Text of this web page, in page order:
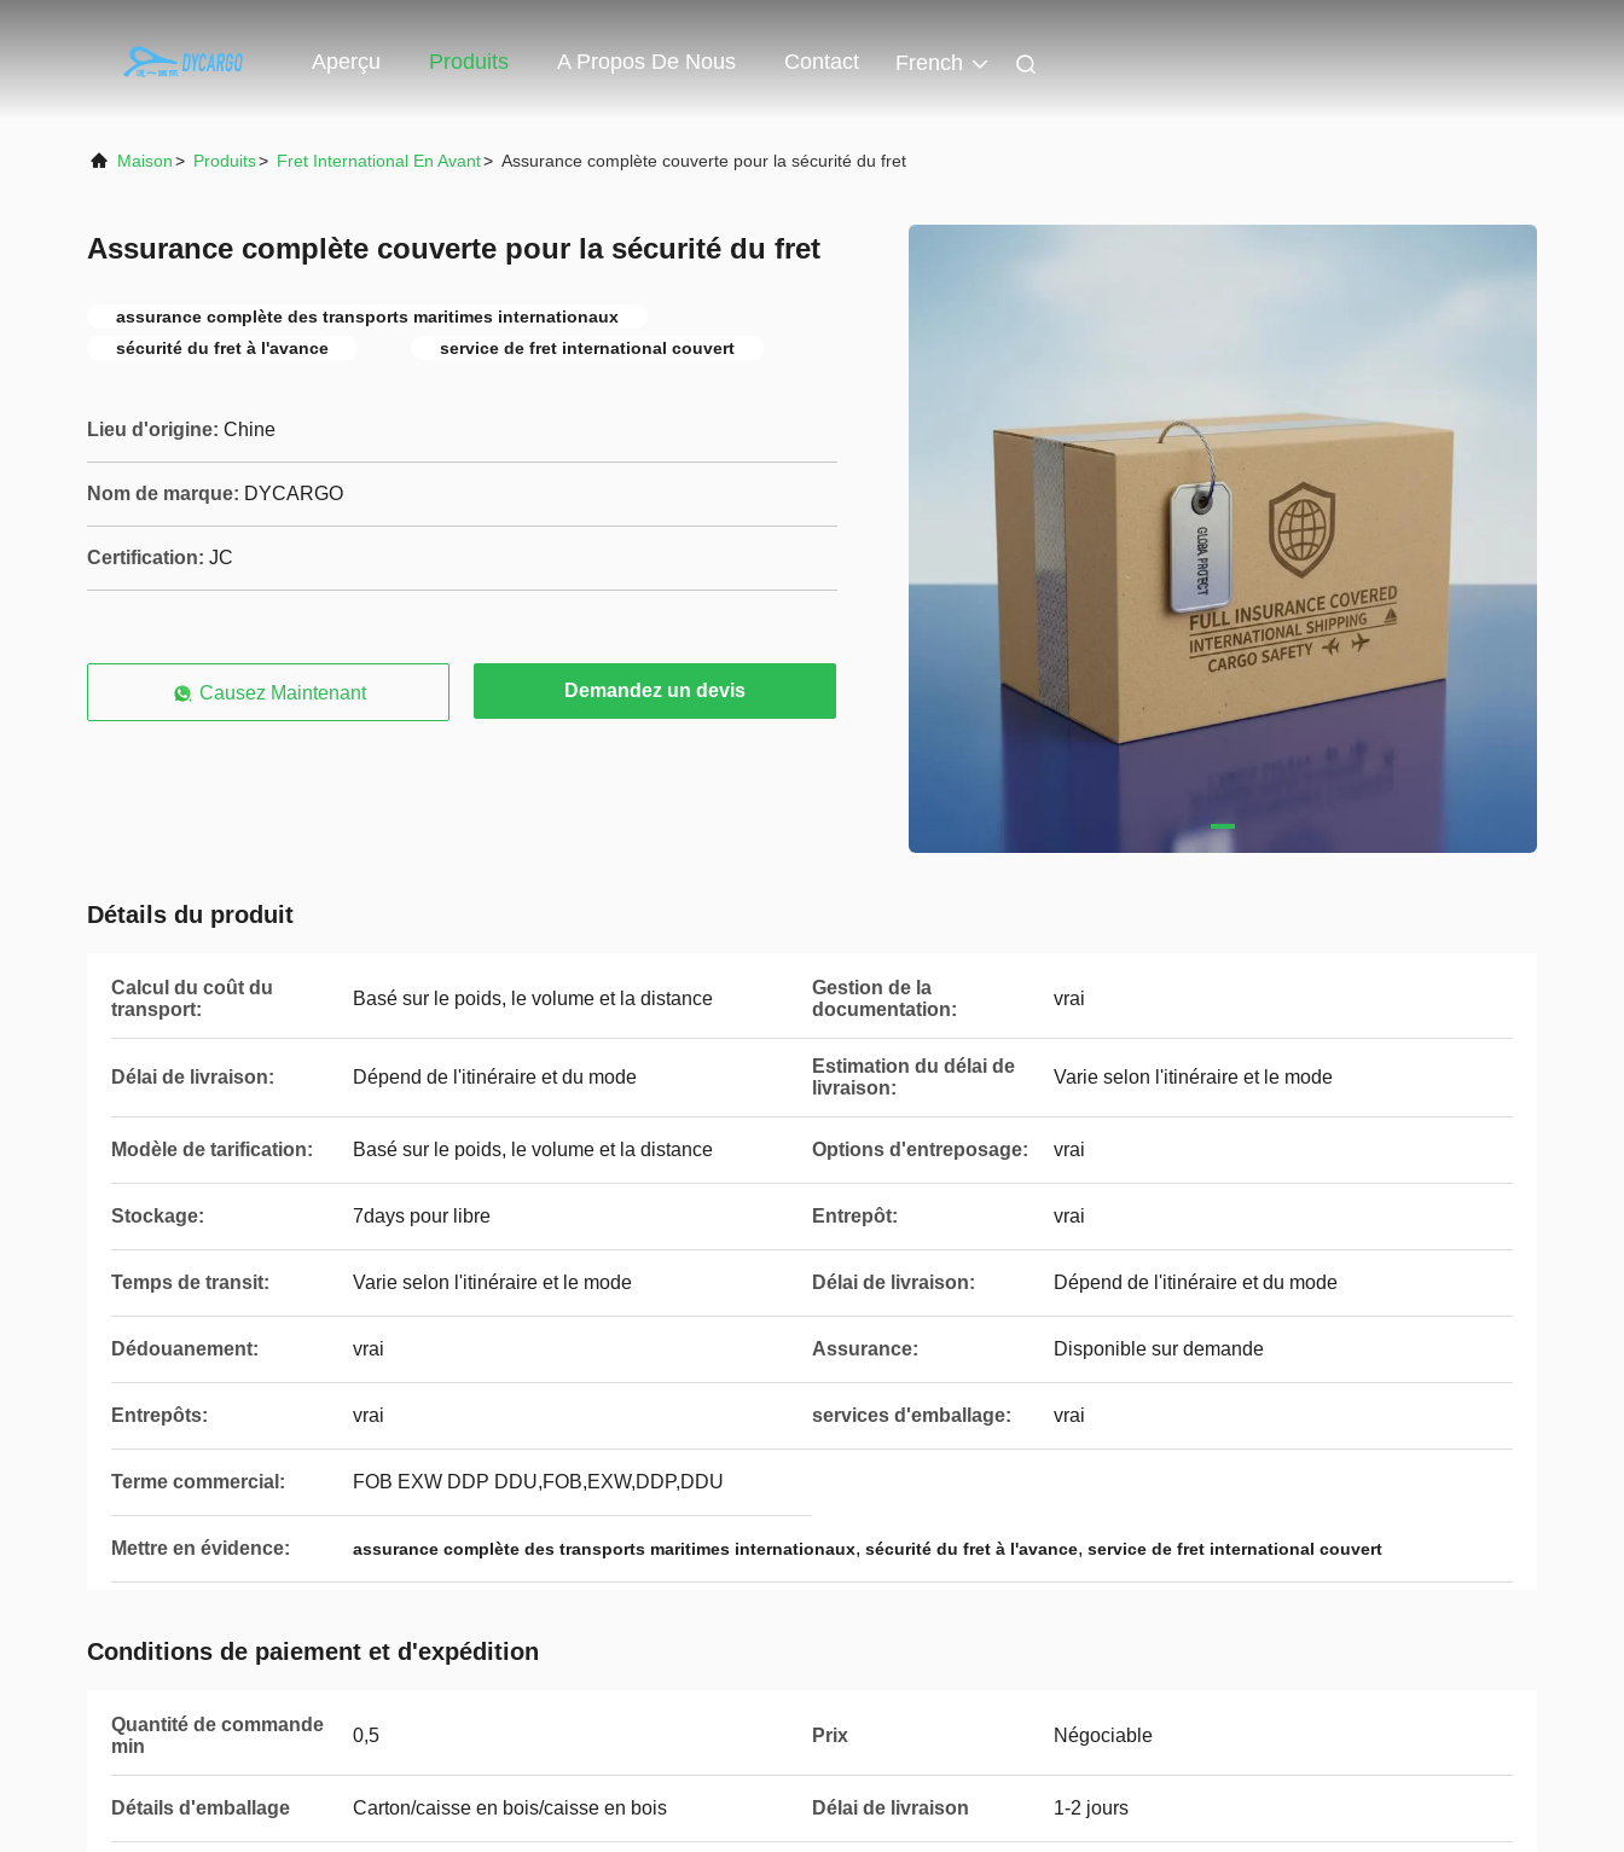
Aperçu Produits A Propos De Nous Contact French
Maison> Produits> Fret International En Avant> Assurance complète couverte pour la sécurité du fret
Assurance complète couverte pour la sécurité du fret
assurance complète des transports maritimes internationaux
sécurité du fret à l'avance
service de fret international couvert
Lieu d'origine: Chine
Nom de marque: DYCARGO
Certification: JC
Causez Maintenant Demandez un devis
Détails du produit
Calcul du coût du
transport:
Basé sur le poids, le volume et la distance
Gestion de la
documentation:
vrai
Délai de livraison: Dépend de l'itinéraire et du mode
Estimation du délai de
livraison:
Varie selon l'itinéraire et le mode
Modèle de tarification: Basé sur le poids, le volume et la distance Options d'entreposage: vrai
Stockage: 7days pour libre Entrepôt: vrai
Temps de transit: Varie selon l'itinéraire et le mode Délai de livraison: Dépend de l'itinéraire et du mode
Dédouanement: vrai Assurance: Disponible sur demande
Entrepôts: vrai services d'emballage: vrai
Terme commercial: FOB EXW DDP DDU,FOB,EXW,DDP,DDU
Mettre en évidence: assurance complète des transports maritimes internationaux, sécurité du fret à l'avance, service de fret international couvert
Conditions de paiement et d'expédition
Quantité de commande
min
0,5 Prix Négociable
Détails d'emballage Carton/caisse en bois/caisse en bois Délai de livraison 1-2 jours